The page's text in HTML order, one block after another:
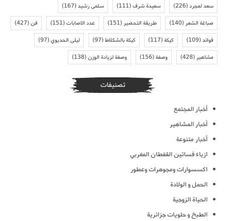
سعد لمجرد(226) سعيدة شرف(111) سلمى رشيد(167)
صباغة الشعر(140) طريقة التحضير(151) عدد الاصابات(151) فن(427)
فوائد(109) كيكة(117) كيكة بالشكلاط(97) ليلى الحديوي(97)
مشاهير(428) وصفة(156) وصفة لزيادة الوزن(138)
تصنيفات
أخبار المجتمع
أخبار المشاهير
أخبار متنوعة
ازياء فساتين القفطان المغربي
اكسسوارات ومجوهرات وعطور
الحمل و الولادة
الحياة الزوجية
الطبخ و حلويات جزائرية